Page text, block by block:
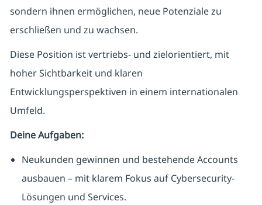
sondern ihnen ermöglichen, neue Potenziale zu
erschließen und zu wachsen.
Diese Position ist vertriebs- und zielorientiert, mit
hoher Sichtbarkeit und klaren
Entwicklungsperspektiven in einem internationalen
Umfeld.
Deine Aufgaben:
Neukunden gewinnen und bestehende Accounts
ausbauen – mit klarem Fokus auf Cybersecurity-
Lösungen und Services.